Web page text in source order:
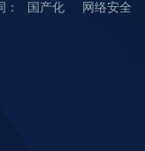
国产化 网络安全